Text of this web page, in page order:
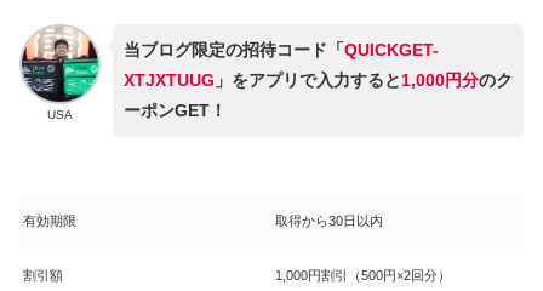
USA
当ブログ限定の招待コード「QUICKGET-
XTJXTUUG 」をアプリで入力すると1,000円分のク
ーポンGET！
有効期限 取得から30日以内
割引額 1,000円割引（500円×2回分）